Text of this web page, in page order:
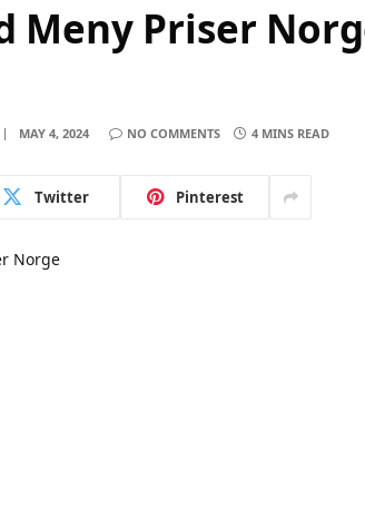
Meny Priser
MAY 4, 2024 NO COMMENTS 4 MINS READ
Twitter Pinterest